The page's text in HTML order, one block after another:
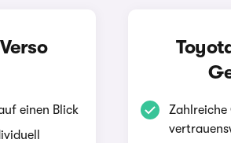
einen Blick